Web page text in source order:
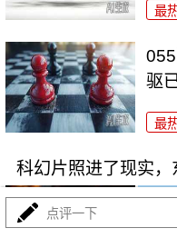
最
驱
最
科幻片照进了现实
点评一下